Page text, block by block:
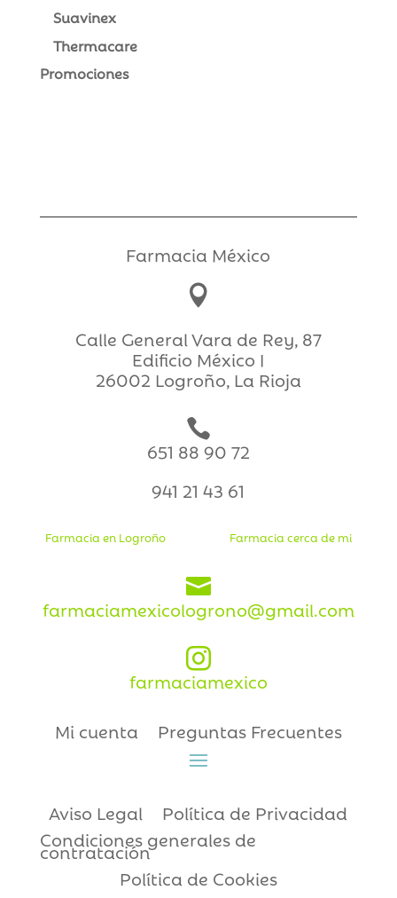
Suavinex
Thermacare
Promociones
Farmacia México

Calle General Vara de Rey, 87
Edificio México I
26002 Logroño, La Rioja

651 88 90 72
941 21 43 61
Farmacia en Logroño Farmacia cerca de mi

farmaciamexicologrono@gmail.com

farmaciamexico
Mi cuenta Preguntas Frecuentes
Aviso Legal
Política de Privacidad
Condiciones generales de
contratación
Política de Cookies